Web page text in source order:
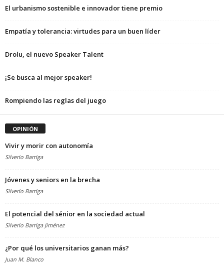
El urbanismo sostenible e innovador tiene premio
Empatía y tolerancia: virtudes para un buen líder
Drolu, el nuevo Speaker Talent
¡Se busca al mejor speaker!
Rompiendo las reglas del juego
OPINIÓN
Vivir y morir con autonomía
Silverio Barriga
Jóvenes y seniors en la brecha
Silverio Barriga
El potencial del sénior en la sociedad actual
Silverio Barriga Jiménez
¿Por qué los universitarios ganan más?
Juan M. Blanco